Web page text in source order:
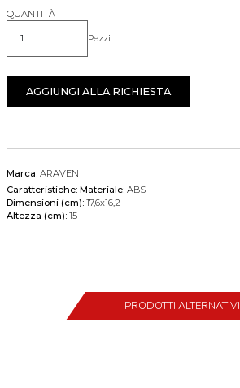
QUANTITÀ
Quantità Pezzi
AGGIUNGI ALLA RICHIESTA
Marca: ARAVEN
Caratteristiche: Materiale: ABS
Dimensioni (cm): 17,6x16,2
Altezza (cm): 15
PRODOTTI ALTERNATIVI